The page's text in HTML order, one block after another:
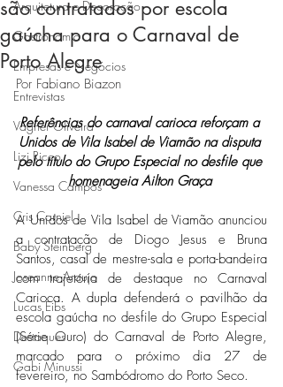
Arquitetura e Decoração
Gastronomia
Empresas e Negócios
Entrevistas
Vagner Oliveira
Lizi Ricco
Vanessa Campos
Cris Carniel
Baby Steinberg
Joseanne Araujo
Lucas Eibs
Destaques
Gabi Minussi
são contratados por escola
gaúcha para o Carnaval de
Porto Alegre
Por Fabiano Biazon
Referências do carnaval carioca reforçam a
Unidos de Vila Isabel de Viamão na disputa
pelo título do Grupo Especial no desfile que
homenageia Ailton Graça
A Unidos de Vila Isabel de Viamão anunciou
a contratação de Diogo Jesus e Bruna
Santos, casal de mestre-sala e porta-bandeira
com trajetória de destaque no Carnaval
Carioca. A dupla defenderá o pavilhão da
escola gaúcha no desfile do Grupo Especial
(Série Ouro) do Carnaval de Porto Alegre,
marcado para o próximo dia 27 de
fevereiro, no Sambódromo do Porto Seco.